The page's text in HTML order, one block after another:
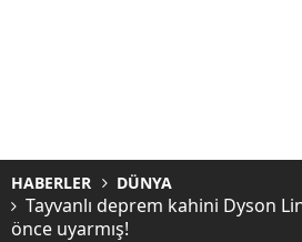
HABERLER DÜNYA
Tayvanlı deprem kahini Dyson
önce uyarmış!